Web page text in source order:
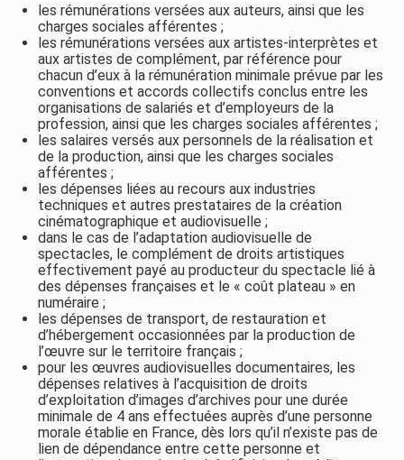
les rémunérations versées aux auteurs, ainsi que les
charges sociales afférentes ;
les rémunérations versées aux artistes-interprètes et
aux artistes de complément, par référence pour
chacun d’eux à la rémunération minimale prévue par les
conventions et accords collectifs conclus entre les
organisations de salariés et d’employeurs de la
profession, ainsi que les charges sociales afférentes ;
les salaires versés aux personnels de la réalisation et
de la production, ainsi que les charges sociales
afférentes ;
les dépenses liées au recours aux industries
techniques et autres prestataires de la création
cinématographique et audiovisuelle ;
dans le cas de l’adaptation audiovisuelle de
spectacles, le complément de droits artistiques
effectivement payé au producteur du spectacle lié à
des dépenses françaises et le « coût plateau » en
numéraire ;
les dépenses de transport, de restauration et
d’hébergement occasionnées par la production de
l’œuvre sur le territoire français ;
pour les œuvres audiovisuelles documentaires, les
dépenses relatives à l’acquisition de droits
d’exploitation d’images d’archives pour une durée
minimale de 4 ans effectuées auprès d’une personne
morale établie en France, dès lors qu’il n’existe pas de
lien de dépendance entre cette personne et